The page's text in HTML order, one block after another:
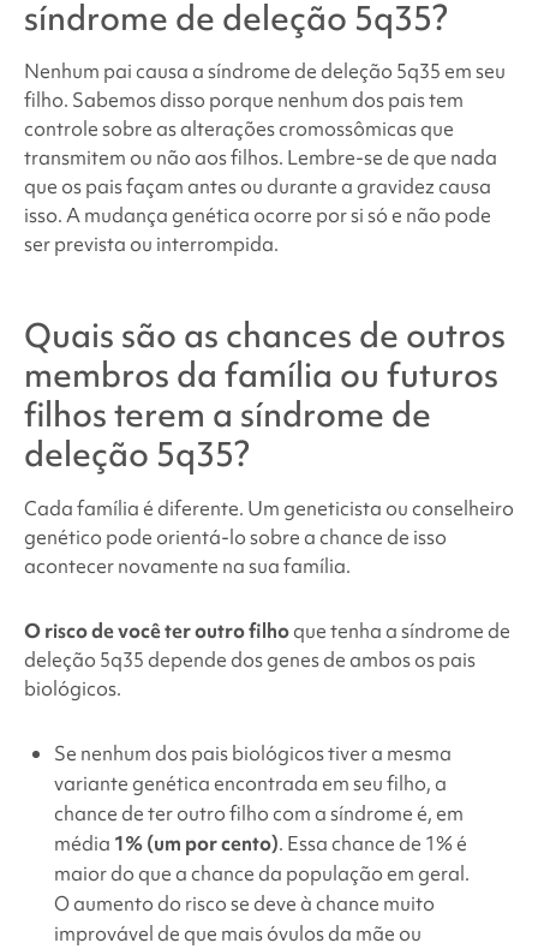
síndrome de deleção 5q35?
Nenhum pai causa a síndrome de deleção 5q35em seu
filho. Sabemos disso porque nenhum dos pais tem
controle sobre as alterações cromossômicas que
transmitem ou não aos filhos. Lembre-se de que nada
que os pais façam antes ou durante a gravidez causa
isso. A mudança genética ocorre por si só e não pode
ser prevista ou interrompida.
Quais são as chances de outros
membros da família ou futuros
filhos terem a síndrome de
deleção 5q35?
Cada família é diferente. Um geneticista ou conselheiro
genético pode orientá-lo sobre a chance de isso
acontecer novamente na sua família.
O risco de você ter outro filhoque tenha asíndrome de
deleção 5q35 depende dos genes de ambos os pais
biológicos.
Se nenhum dos pais biológicos tiver a mesma
variante genética encontrada em seu filho, a
chance de ter outro filho com a síndrome é, em
média 1% (um por cento). Essa chance de 1% é
maior do que a chance da população em geral.
O aumento do risco se deve à chance muito
improvável de que mais óvulos da mãe ou